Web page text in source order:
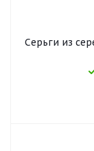
Серьги из